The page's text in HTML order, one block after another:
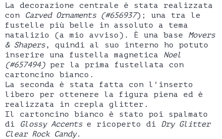
La decorazione centrale è stata realizzata
con
Carved Ornaments (#656937); una tra le
fustelle più belle in assoluto a tema
natalizio (a mio avviso). È una base Movers
& Shapers, quindi al suo interno ho potuto
inserire una fustella magnetica Noel
(#657494)per la prima fustellata con
cartoncino bianco.
La seconda è stata fatta con l'inserto
libero per ottenere la figura piena ed è
realizzata in crepla glitter.
Il cartoncino bianco è stato poi spalmato
di
Glossy Accents e ricoperto di Dry Glitter
Clear Rock Candy.